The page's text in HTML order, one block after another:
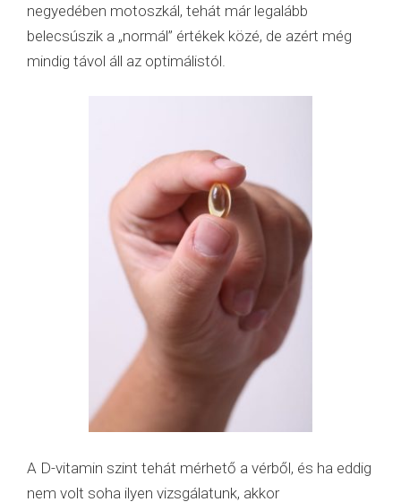
negyedében motoszkál, tehát már legalább
belecsúszik a „normál” értékek közé, de azért még
mindig távol áll az optimálistól.
A D-vitamin szint tehát mérhető a vérből, és ha eddig
nem volt soha ilyen vizsgálatunk, akkor